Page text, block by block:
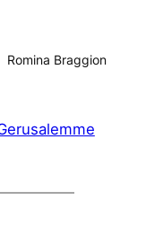
Romina Braggion